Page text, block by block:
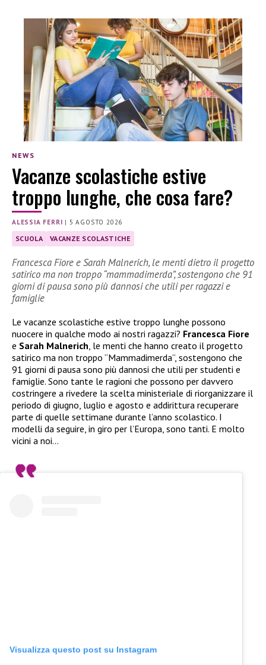
NEWS
Vacanze scolastiche estive
troppo lunghe, che cosa fare?
ALESSIA FERRI | 5 AGOSTO 2026
SCUOLA VACANZE SCOLASTICHE
Francesca Fiore e Sarah Malnerich, le menti dietro il progetto
satirico ma non troppo “mammadimerda”, sostengono che 91
giorni di pausa sono più dannosi che utili per ragazzi e
famiglie
Le vacanze scolastiche estive troppo lunghe possono
nuocere in qualche modo ai nostri ragazzi? Francesca Fiore
e Sarah Malnerich, le menti che hanno creato il progetto
satirico ma non troppo “Mammadimerda”, sostengono che
91 giorni di pausa sono più dannosi che utili per studenti e
famiglie. Sono tante le ragioni che possono per davvero
costringere a rivedere la scelta ministeriale di riorganizzare il
periodo di giugno, luglio e agosto e addirittura recuperare
parte di quelle settimane durante l’anno scolastico. I
modelli da seguire, in giro per l’Europa, sono tanti. E molto
vicini a noi…
Visualizza questo post su Instagram